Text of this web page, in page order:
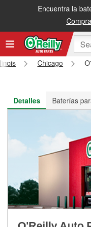
Encuentra la
Recibe tu orden gratis
Chicago
Detalles
Baterías